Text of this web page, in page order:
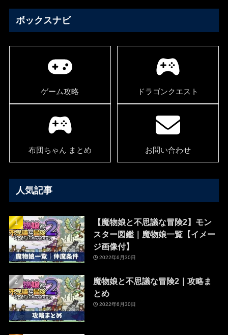
ボックスナビ
ゲーム攻略 ドラゴンクエスト
布団ちゃん まとめ お問い合わせ
人気記事
【魔物娘と不思議な冒険2】モン
スター図鑑｜魔物娘一覧【イメー
ジ画像付】
2022年6月30日
魔物娘と不思議な冒険2｜攻略ま
とめ
2022年6月30日